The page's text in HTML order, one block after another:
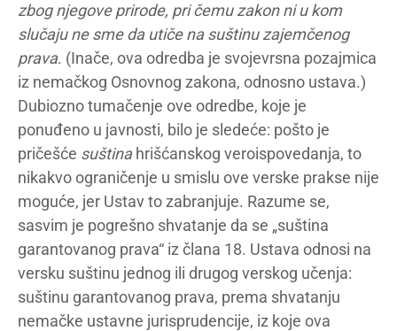
zbog njegove prirode, pri čemu zakon ni u kom
slučaju ne sme da utiče na suštinu zajemčenog
prava. (Inače, ova odredba je svojevrsna pozajmica
iz nemačkog Osnovnog zakona, odnosno ustava.)
Dubiozno tumačenje ove odredbe, koje je
ponuđeno u javnosti, bilo je sledeće: pošto je
pričešće suštinahrišćanskog veroispovedanja, to
nikakvo ograničenje u smislu ove verske prakse nije
moguće, jer Ustav to zabranjuje. Razume se,
sasvim je pogrešno shvatanje da se „suština
garantovanog prava“ iz člana 18. Ustava odnosi na
versku suštinu jednog ili drugog verskog učenja:
suštinu garantovanog prava, prema shvatanju
nemačke ustavne jurisprudencije, iz koje ova